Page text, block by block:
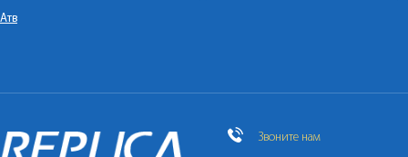
Атв
Звоните нам